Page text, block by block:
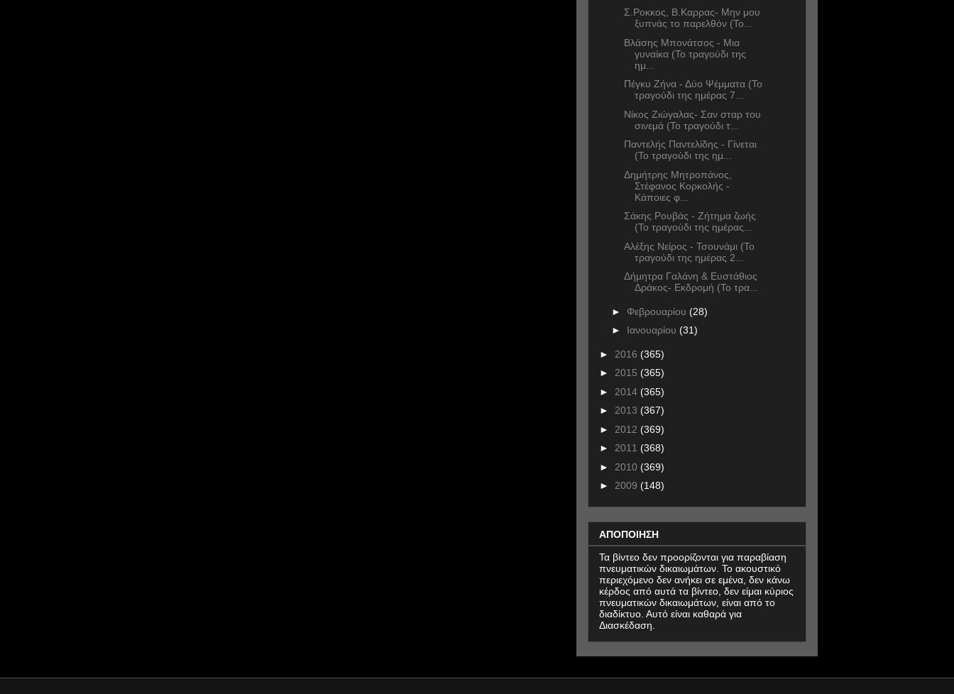
Σ.Ροκκος, B.Καρρας- Μην μου
ξυπνάς το παρελθόν (Το...
Βλάσης Μπονάτσος - Μια
γυναίκα (Το τραγούδι της
ημ...
Πέγκυ Ζήνα - Δύο Ψέμματα (Το
τραγούδι της ημέρας 7...
Νίκος Ζιώγαλας- Σαν σταρ του
σινεμά (Το τραγούδι τ...
Παντελής Παντελίδης - Γίνεται
(Το τραγούδι της ημ...
Δημήτρης Μητροπάνος,
Στέφανος Κορκολής -
Κάποιες φ...
Σάκης Ρουβάς - Ζήτημα ζωής
(Το τραγούδι της ημέρας...
Αλέξης Νείρος - Τσουνάμι (Το
τραγούδι της ημέρας 2...
Δήμητρα Γαλάνη & Ευστάθιος
Δράκος- Εκδρομή (Το τρα...
► Φεβρουαρίου (28)
► Ιανουαρίου (31)
► 2016 (365)
► 2015 (365)
► 2014 (365)
► 2013 (367)
► 2012 (369)
► 2011 (368)
► 2010 (369)
► 2009 (148)
ΑΠΟΠΟΙΗΣΗ
Τα βίντεο δεν προορίζονται για παραβίαση
πνευματικών δικαιωμάτων. Το ακουστικό
περιεχόμενο δεν ανήκει σε εμένα, δεν κάνω
κέρδος από αυτά τα βίντεο, δεν είμαι κύριος
πνευματικών δικαιωμάτων, είναι από το
διαδίκτυο. Αυτό είναι καθαρά για
Διασκέδαση.